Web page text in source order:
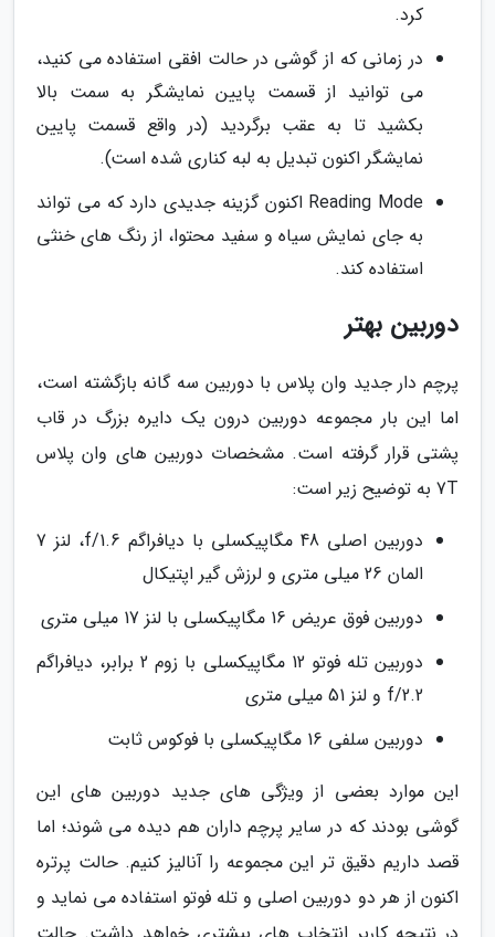
کرد.
در زمانی که از گوشی در حالت افقی استفاده می کنید،
می توانید از قسمت پایین نمایشگر به سمت بالا
بکشید تا به عقب برگردید (در واقع قسمت پایین
نمایشگر اکنون تبدیل به لبه کناری شده است).
Reading Mode اکنون گزینه جدیدی دارد که می تواند
به جای نمایش سیاه و سفید محتوا، از رنگ های خنثی
استفاده کند.
دوربین بهتر
پرچم دار جدید وان پلاس با دوربین سه گانه بازگشته است،
اما این بار مجموعه دوربین درون یک دایره بزرگ در قاب
پشتی قرار گرفته است. مشخصات دوربین های وان پلاس
7T به توضیح زیر است:
دوربین اصلی 48 مگاپیکسلی با دیافراگم f/1.6، لنز 7
المان 26 میلی متری و لرزش گیر اپتیکال
دوربین فوق عریض 16 مگاپیکسلی با لنز 17 میلی متری
دوربین تله فوتو 12 مگاپیکسلی با زوم 2 برابر، دیافراگم
f/2.2 و لنز 51 میلی متری
دوربین سلفی 16 مگاپیکسلی با فوکوس ثابت
این موارد بعضی از ویژگی های جدید دوربین های این
گوشی بودند که در سایر پرچم داران هم دیده می شوند؛ اما
قصد داریم دقیق تر این مجموعه را آنالیز کنیم. حالت پرتره
اکنون از هر دو دوربین اصلی و تله فوتو استفاده می نماید و